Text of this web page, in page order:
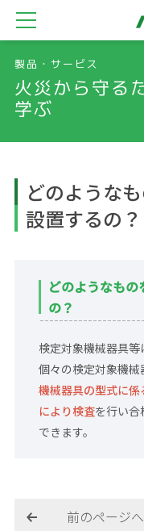
製品・サービス
火災から守る
学ぶ
どのような
設置するの？
どのようなも
の？
検定対象機械器具等
個々の検定対象機械
機械器具の型式に
により検査を行い合
できます。
前のページへ